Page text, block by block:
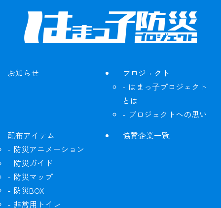
お知らせ
プロジェクト
はまっ子プロジェクト
とは
プロジェクトへの思い
配布アイテム
防災アニメーション
防災ガイド
防災マップ
防災BOX
非常用トイレ
協賛企業一覧